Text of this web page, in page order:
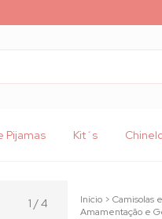
Pijamas Kit´s
1 /4 Início > Camisolas
Amamentação e